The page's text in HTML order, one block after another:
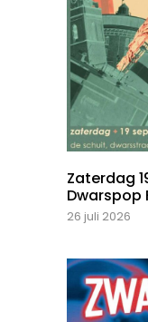
Zaterdag
Dwarspop
26 juli 2026